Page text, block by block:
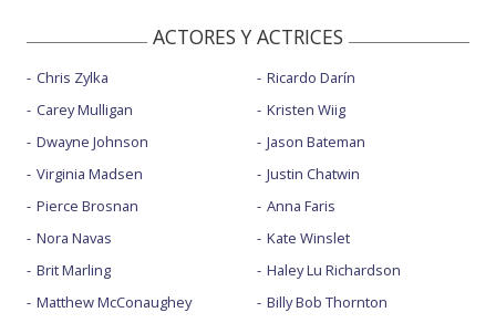
ACTORES Y ACTRICES
Chris Zylka
Carey Mulligan
Dwayne Johnson
Virginia Madsen
Pierce Brosnan
Nora Navas
Brit Marling
Matthew McConaughey
Ricardo Darín
Kristen Wiig
Jason Bateman
Justin Chatwin
Anna Faris
Kate Winslet
Haley Lu Richardson
Billy Bob Thornton